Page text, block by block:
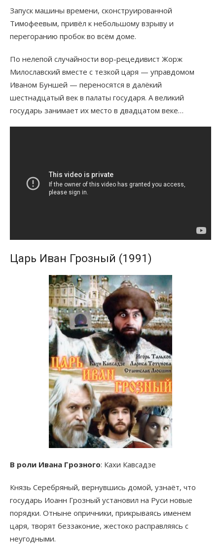
Запуск машины времени, сконструированной
Тимофеевым, привёл к небольшому взрыву и
перегоранию пробок во всём доме.
По нелепой случайности вор-рецедивист Жорж
Милославский вместе с тезкой царя — управдомом
Иваном Буншей — переносятся в далёкий
шестнадцатый век в палаты государя. А великий
государь занимает их место в двадцатом веке…
Царь Иван Грозный (1991)
В роли Ивана Грозного: Кахи Кавсадзе
Князь Серебряный, вернувшись домой, узнаёт, что
государь Иоанн Грозный установил на Руси новые
порядки. Отныне опричники, прикрываясь именем
царя, творят беззаконие, жестоко расправляясь с
неугодными.